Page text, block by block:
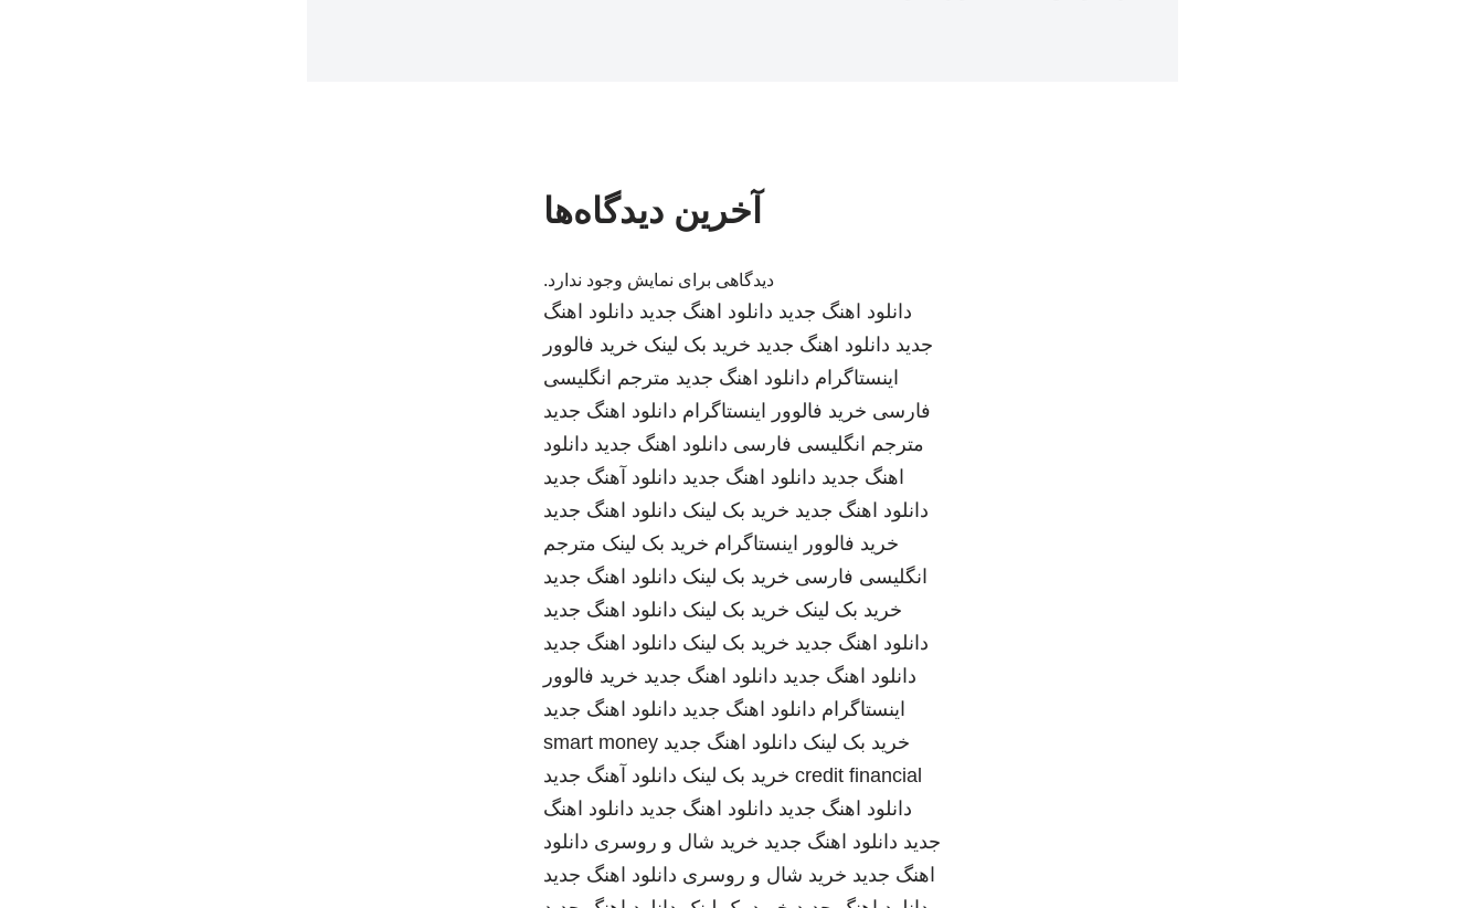
آخرین دیدگاه‌ها
دیدگاهی برای نمایش وجود ندارد.
دانلود اهنگ جدید دانلود اهنگ جدید دانلود اهنگ
جدید دانلود اهنگ جدید خرید بک لینک خرید فالوور
اینستاگرام دانلود اهنگ جدید مترجم انگلیسی
فارسی خرید فالوور اینستاگرام دانلود اهنگ جدید
مترجم انگلیسی فارسی دانلود اهنگ جدید دانلود
اهنگ جدید دانلود اهنگ جدید دانلود آهنگ جدید
دانلود اهنگ جدید خرید بک لینک دانلود اهنگ جدید
خرید فالوور اینستاگرام خرید بک لینک مترجم
انگلیسی فارسی خرید بک لینک دانلود اهنگ جدید
خرید بک لینک خرید بک لینک دانلود اهنگ جدید
دانلود اهنگ جدید خرید بک لینک دانلود اهنگ جدید
دانلود اهنگ جدید دانلود اهنگ جدید خرید فالوور
اینستاگرام دانلود اهنگ جدید دانلود اهنگ جدید
خرید بک لینک دانلود اهنگ جدید smart money
credit financial خرید بک لینک دانلود آهنگ جدید
دانلود اهنگ جدید دانلود اهنگ جدید دانلود اهنگ
جدید دانلود اهنگ جدید خرید شال و روسری دانلود
اهنگ جدید خرید شال و روسری دانلود اهنگ جدید